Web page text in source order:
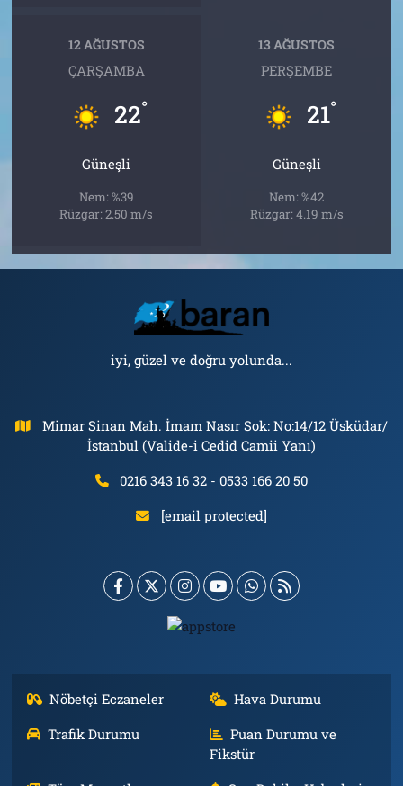
12 AĞUSTOS
ÇARŞAMBA
22°
Güneşli
Nem: %39
Rüzgar: 2.50 m/s
13 AĞUSTOS
PERŞEMBE
21°
Güneşli
Nem: %42
Rüzgar: 4.19 m/s
iyi, güzel ve doğru yolunda...
Mimar Sinan Mah. İmam Nasır Sok: No:14/12 Üsküdar/
İstanbul (Valide-i Cedid Camii Yanı)
0216 343 16 32 - 0533 166 20 50
[email protected]
Nöbetçi Eczaneler
Hava Durumu
Trafik Durumu
Puan Durumu ve
Fikstür